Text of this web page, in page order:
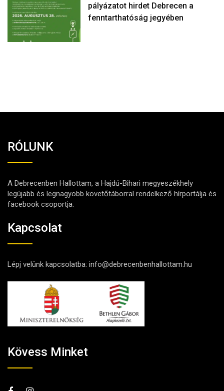
pályázatot hirdet Debrecen a
fenntarthatóság jegyében
RÓLUNK
A Debrecenben Hallottam, a Hajdú-Bihari megyeszékhely
legújabb és legnagyobb követőtáborral rendelkező hírportálja és
facebook csoportja.
Kapcsolat
Lépj velünk kapcsolatba: info@debrecenbenhallottam.hu
Kövess Minket